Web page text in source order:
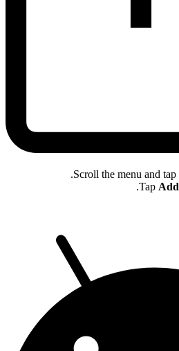
Scroll the menu and tap
.
Tap Add